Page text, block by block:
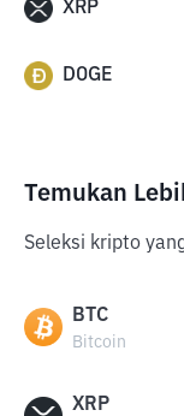
XRP
DOGE
Temukan
Seleksi kripto
BTC
Bitcoin
XRP